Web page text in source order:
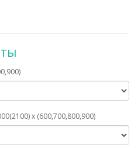
х (600,700,800,900)